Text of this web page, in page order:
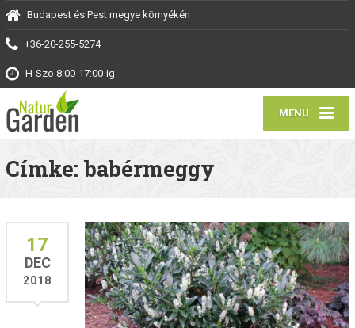
Budapest és Pest megye környékén
+36-20-255-5274
H-Szo 8:00-17:00-ig
MENU
Címke: babérmeggy
17
DEC
2018